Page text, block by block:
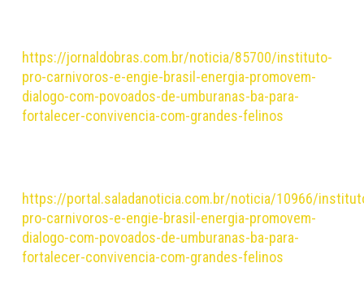
https://jornaldobras.com.br/noticia/85700/instituto-
pro-carnivoros-e-engie-brasil-energia-promovem-
dialogo-com-povoados-de-umburanas-ba-para-
fortalecer-convivencia-com-grandes-felinos
https://portal.saladanoticia.com.br/noticia/10966/
pro-carnivoros-e-engie-brasil-energia-promovem-
dialogo-com-povoados-de-umburanas-ba-para-
fortalecer-convivencia-com-grandes-felinos